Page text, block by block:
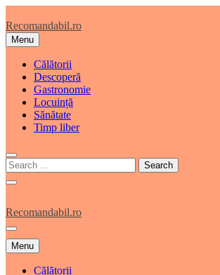
to
content
Recomandabil.ro
Menu
Călătorii
Descoperă
Gastronomie
Locuință
Sănătate
Timp liber
Recomandabil.ro
Menu
Călătorii